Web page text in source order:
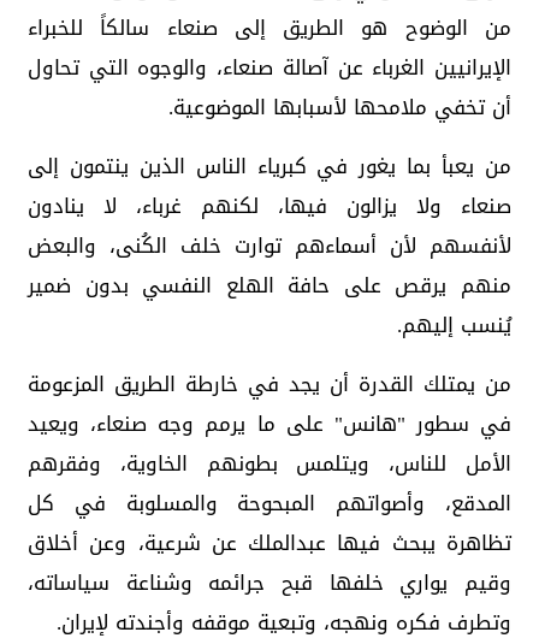
من الوضوح هو الطريق إلى صنعاء سالكاً للخبراء
الإيرانيين الغرباء عن آصالة صنعاء، والوجوه التي تحاول
أن تخفي ملامحها لأسبابها الموضوعية.
من يعبأ بما يغور في كبرياء الناس الذين ينتمون إلى
صنعاء ولا يزالون فيها، لكنهم غرباء، لا ينادون
لأنفسهم لأن أسماءهم توارت خلف الكُنى، والبعض
منهم يرقص على حافة الهلع النفسي بدون ضمير
يُنسب إليهم.
من يمتلك القدرة أن يجد في خارطة الطريق المزعومة
في سطور "هانس" على ما يرمم وجه صنعاء، ويعيد
الأمل للناس، ويتلمس بطونهم الخاوية، وفقرهم
المدقع، وأصواتهم المبحوحة والمسلوبة في كل
تظاهرة يبحث فيها عبدالملك عن شرعية، وعن أخلاق
وقيم يواري خلفها قبح جرائمه وشناعة سياساته،
وتطرف فكره ونهجه، وتبعية موقفه وأجندته لإيران.